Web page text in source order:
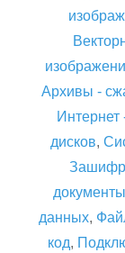
Архивы -
дисков,
документы
данных,
код,